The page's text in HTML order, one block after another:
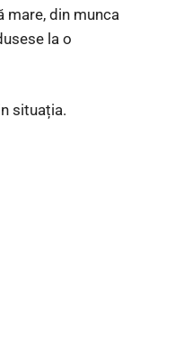
mare, din munca
la o
situația.